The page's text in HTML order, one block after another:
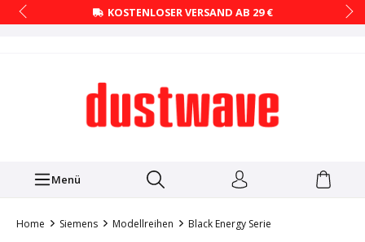
KOSTENLOSER VERSAND AB 29 €
Menü
Home Siemens Modellreihen Black Energy Serie